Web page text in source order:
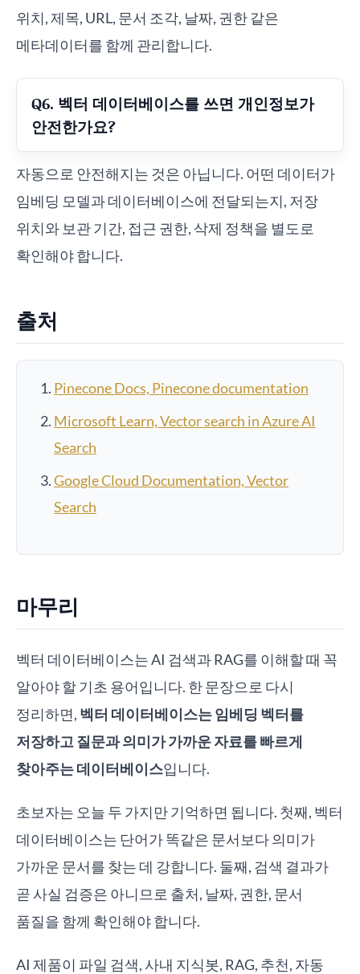
위치, 제목, URL, 문서 조각, 날짜, 권한 같은
메타데이터를 함께 관리합니다.
Q6. 벡터 데이터베이스를 쓰면 개인정보가
안전한가요?
자동으로 안전해지는 것은 아닙니다. 어떤 데이터가
임베딩 모델과 데이터베이스에 전달되는지, 저장
위치와 보관 기간, 접근 권한, 삭제 정책을 별도로
확인해야 합니다.
출처
Pinecone Docs, Pinecone documentation
Microsoft Learn, Vector search in Azure AI
Search
Google Cloud Documentation, Vector
Search
마무리
벡터 데이터베이스는 AI 검색과 RAG를 이해할 때 꼭
알아야 할 기초 용어입니다. 한 문장으로 다시
정리하면, 벡터 데이터베이스는 임베딩 벡터를
저장하고 질문과 의미가 가까운 자료를 빠르게
찾아주는 데이터베이스입니다.
초보자는 오늘 두 가지만 기억하면 됩니다. 첫째, 벡터
데이터베이스는 단어가 똑같은 문서보다 의미가
가까운 문서를 찾는 데 강합니다. 둘째, 검색 결과가
곧 사실 검증은 아니므로 출처, 날짜, 권한, 문서
품질을 함께 확인해야 합니다.
AI 제품이 파일 검색, 사내 지식봇, RAG, 추천, 자동